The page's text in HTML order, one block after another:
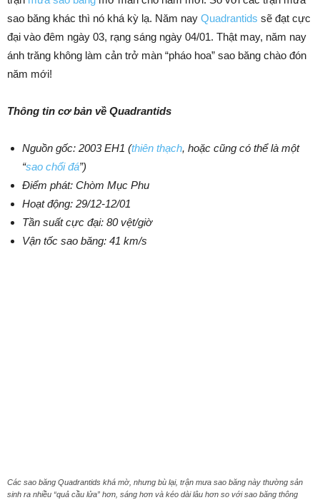
sao băng khác thì nó khá kỳ lạ. Năm nay Quadrantids sẽ đạt cực
đại vào đêm ngày 03, rạng sáng ngày 04/01. Thật may, năm nay
ánh trăng không làm cản trở màn “pháo hoa” sao băng chào đón
năm mới!
Thông tin cơ bản về Quadrantids
Nguồn gốc: 2003 EH1 (thiên thạch, hoặc cũng có thể là một
“sao chổi đá”)
Điểm phát: Chòm Mục Phu
Hoạt động: 29/12-12/01
Tần suất cực đại: 80 vệt/giờ
Vận tốc sao băng: 41 km/s
Các sao băng Quadrantids khá mờ, nhưng bù lại, trận mưa sao băng này thường sản
sinh ra nhiều “quả cầu lửa” hơn, sáng hơn và kéo dài lâu hơn so với sao băng thông